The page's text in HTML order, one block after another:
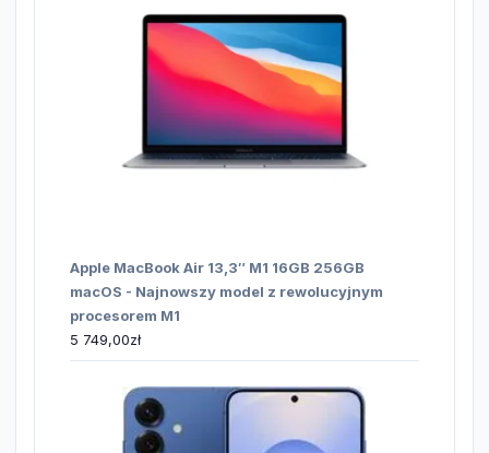
Apple MacBook Air 13,3″ M1 16GB 256GB
macOS - Najnowszy model z rewolucyjnym
procesorem M1
5 749,00zł